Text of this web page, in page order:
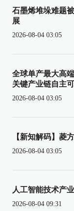
石墨烯堆垛难题
展
2026-08-04 03:05
全球单产最大高
关键产业链自主
2026-08-04 03:05
【新知解码】菱
2026-08-04 03:05
人工智能技术产
2026-08-04 09:31